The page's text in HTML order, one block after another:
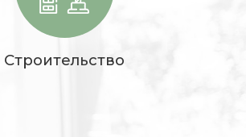
Строительство